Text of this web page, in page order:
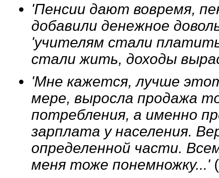
'Пенсии дают вовремя,
добавили денежное
'учителям стали
стали жить, доходы
'Мне кажется, лучше
мере, выросла продажа
потребления, а именно
зарплата у населения.
определенной части.
меня тоже понемножку...'